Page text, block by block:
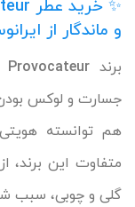
و ماندگار از
برندProvocateur
جسارت و لوکس
هم توانسته
متفاوت این برند،
گلی و چوبی، سبب